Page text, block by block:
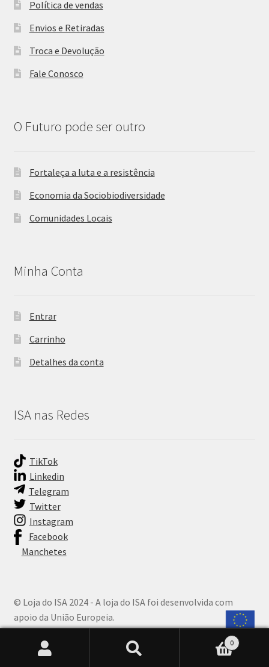
Política de vendas
Envios e Retiradas
Troca e Devolução
Fale Conosco
O Futuro pode ser outro
Fortaleça a luta e a resistência
Economia da Sociobiodiversidade
Comunidades Locais
Minha Conta
Entrar
Carrinho
Detalhes da conta
ISA nas Redes
TikTok
Linkedin
Telegram
Twitter
Instagram
Facebook
Manchetes
© Loja do ISA 2024 - A loja do ISA foi desenvolvida com
apoio da União Europeia.
Pesquisar
Pesquisar
0